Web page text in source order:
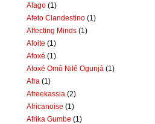
Afago (1)
Afeto Clandestino (1)
Affecting Minds (1)
Afoite (1)
Afoxé (1)
Afoxé Omô Nilê Ogunjá (1)
Afra (1)
Afreekassia (2)
Africanoise (1)
Afrika Gumbe (1)